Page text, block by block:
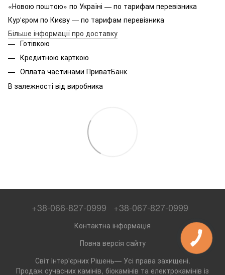
«Новою поштою» по Україні — по тарифам перевізника
Кур'єром по Києву — по тарифам перевізника
Більше інформації про доставку
Готівкою
Кредитною карткою
Оплата частинами ПриватБанк
В залежності від виробника
+38-066-827-0999 +38-067-827-0999
Контактна інформація
Повна версія сайту
Світ Інтер'єрних Рішень— Усі права захищені.
Продаж сучасних камінів, біокамінів та електрокамінів із